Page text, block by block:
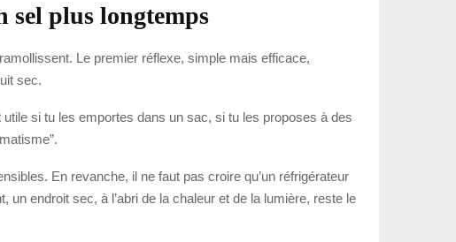
sel plus longtemps
Le premier réflexe, simple mais efficace,
sec.
si tu les emportes dans un sac, si tu les proposes à des
En revanche, il ne faut pas croire qu’un réfrigérateur
endroit sec, à l’abri de la chaleur et de la lumière, reste le